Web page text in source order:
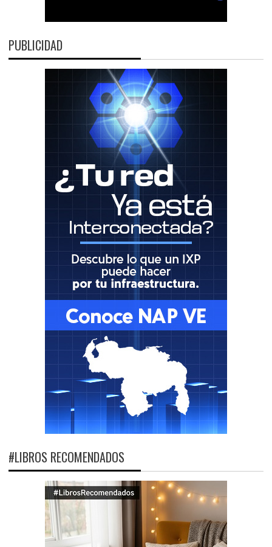
PUBLICIDAD
#LIBROS RECOMENDADOS